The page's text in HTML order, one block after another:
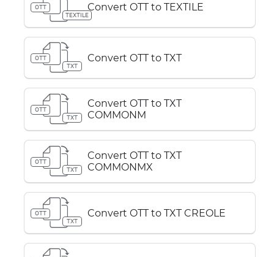
OTT
TEXTILE
Convert OTT to TEXTILE
OTT
TXT
Convert OTT to TXT
OTT
TXT
Convert OTT to TXT
COMMONM
OTT
TXT
Convert OTT to TXT
COMMONMX
OTT
TXT
Convert OTT to TXT CREOLE